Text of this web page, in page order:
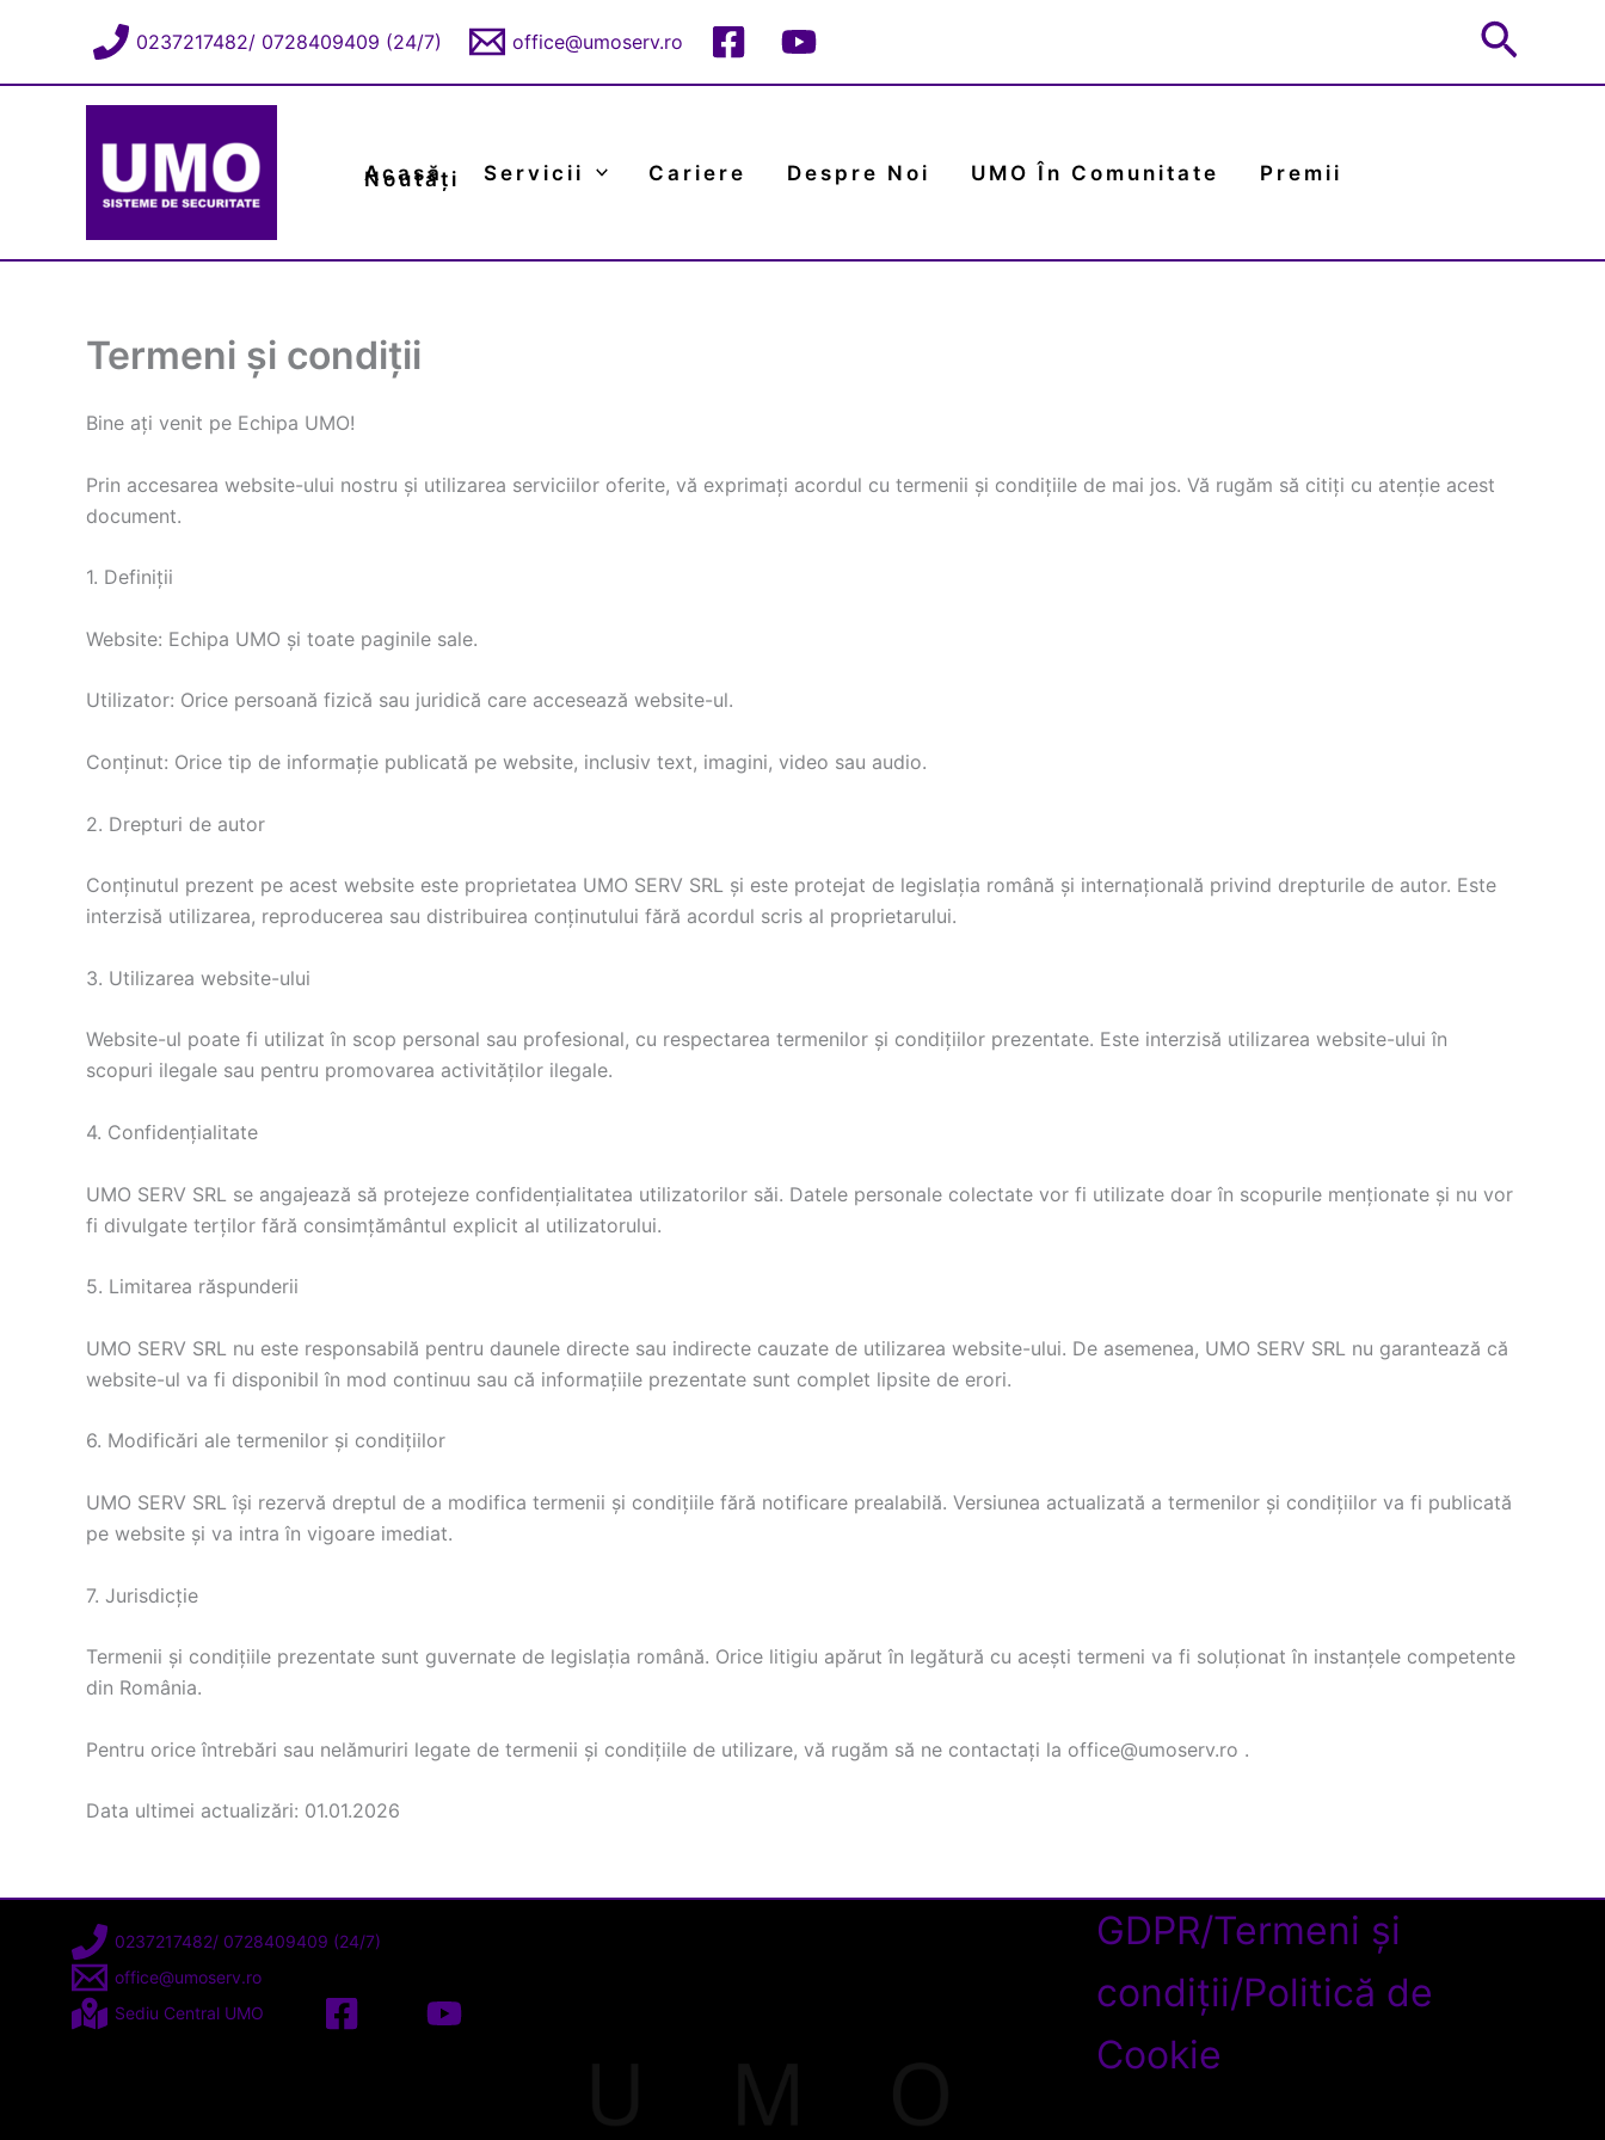
0237217482/ 0728409409 (24/7) office@umoserv.ro
Acasă Servicii Cariere Despre Noi UMO În Comunitate Premii
Noutăți
Termeni și condiții
Bine ați venit pe Echipa UMO!
Prin accesarea website-ului nostru și utilizarea serviciilor oferite, vă exprimați acordul cu termenii și condițiile de mai jos. Vă rugăm să citiți cu atenție acest
document.
1. Definiții
Website: Echipa UMO și toate paginile sale.
Utilizator: Orice persoană fizică sau juridică care accesează website-ul.
Conținut: Orice tip de informație publicată pe website, inclusiv text, imagini, video sau audio.
2. Drepturi de autor
Conținutul prezent pe acest website este proprietatea UMO SERV SRL și este protejat de legislația română și internațională privind drepturile de autor. Este
interzisă utilizarea, reproducerea sau distribuirea conținutului fără acordul scris al proprietarului.
3. Utilizarea website-ului
Website-ul poate fi utilizat în scop personal sau profesional, cu respectarea termenilor și condițiilor prezentate. Este interzisă utilizarea website-ului în
scopuri ilegale sau pentru promovarea activităților ilegale.
4. Confidențialitate
UMO SERV SRL se angajează să protejeze confidențialitatea utilizatorilor săi. Datele personale colectate vor fi utilizate doar în scopurile menționate și nu vor
fi divulgate terților fără consimțământul explicit al utilizatorului.
5. Limitarea răspunderii
UMO SERV SRL nu este responsabilă pentru daunele directe sau indirecte cauzate de utilizarea website-ului. De asemenea, UMO SERV SRL nu garantează că
website-ul va fi disponibil în mod continuu sau că informațiile prezentate sunt complet lipsite de erori.
6. Modificări ale termenilor și condițiilor
UMO SERV SRL își rezervă dreptul de a modifica termenii și condițiile fără notificare prealabilă. Versiunea actualizată a termenilor și condițiilor va fi publicată
pe website și va intra în vigoare imediat.
7. Jurisdicție
Termenii și condițiile prezentate sunt guvernate de legislația română. Orice litigiu apărut în legătură cu acești termeni va fi soluționat în instanțele competente
din România.
Pentru orice întrebări sau nelămuriri legate de termenii și condițiile de utilizare, vă rugăm să ne contactați la office@umoserv.ro .
Data ultimei actualizări: 01.01.2026
0237217482/ 0728409409 (24/7)
office@umoserv.ro
Sediu Central UMO
GDPR/Termeni și
condiții/Politică de
Cookie